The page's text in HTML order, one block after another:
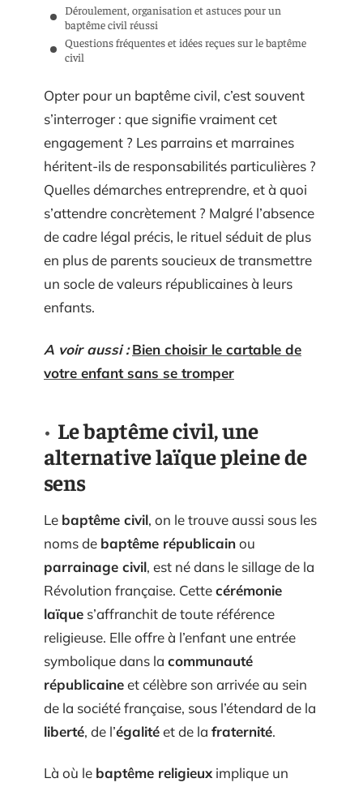
Déroulement, organisation et astuces pour un
baptême civil réussi
Questions fréquentes et idées reçues sur le baptême
civil
Opter pour un baptême civil, c’est souvent
s’interroger : que signifie vraiment cet
engagement ? Les parrains et marraines
héritent-ils de responsabilités particulières ?
Quelles démarches entreprendre, et à quoi
s’attendre concrètement ? Malgré l’absence
de cadre légal précis, le rituel séduit de plus
en plus de parents soucieux de transmettre
un socle de valeurs républicaines à leurs
enfants.
A voir aussi : Bien choisir le cartable de
votre enfant sans se tromper
Le baptême civil, une
alternative laïque pleine de
sens
Le baptême civil, on le trouve aussi sous les
noms de baptême républicainou
parrainage civil, est né dans le sillage de la
Révolution française. Cettecérémonie
laïque s’affranchit de toute référence
religieuse. Elle offre à l’enfant une entrée
symbolique dans la communauté
républicaineet célèbre son arrivée au sein
de la société française, sous l’étendard de la
liberté, de l’égalitéet de la fraternité.
Là où le baptême religieux implique un